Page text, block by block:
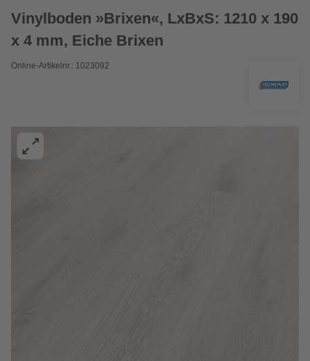
Vinylboden »Brixen«, LxBxS: 1210 x 190
x 4 mm, Eiche Brixen
Online-Artikelnr.: 1023092